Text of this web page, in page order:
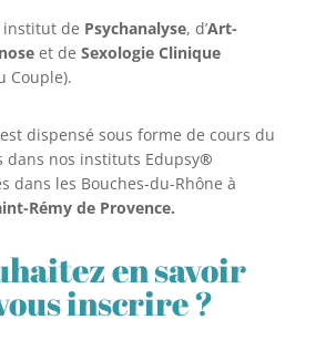
institut de Psychanalyse, d’Art-
et de Sexologie Clinique
Couple).
dispensé sous forme de cours du
dans nos instituts Edupsy®
dans les Bouches-du-Rhône à
Rémy de Provence.
en savoir
inscrire ?